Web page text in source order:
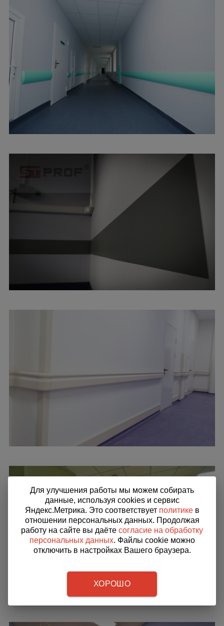
Для улучшения работы мы можем собирать
данные, используя cookies и сервис
Яндекс.Метрика. Это соответствует политикев
отношении персональных данных. Продолжая
работу на сайте вы даёте согласие на обработку
персональных данных. Файлы cookie можно
отключить в настройках Вашего браузера.
ХОРОШО